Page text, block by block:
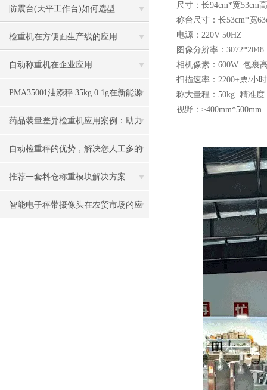
零部件行业水份测定仪
防震台(天平工作台)如何选型
检重机在方便面生产线的应用
自动称重机在企业应用
PMA35001油漆秤 35kg 0.1g在新能源
装备企业中的应用
药品装量差异检重机应用案例：助力
药企提升制剂质量均一性
自动检重秤的优势，解决您人工多的
麻烦！
推荐一套料仓称重模块解决方案
智能电子秤带摄像头在农贸市场的应
尺寸：长94cm*宽53cm
称台尺寸：长53cm*宽
电源：220V 50HZ
图像分辨率：3072*2048
相机像素：600W 包裹
扫描速率：2200+票/小时
称大量程：50kg 精准度
视野：≥400mm*500mm